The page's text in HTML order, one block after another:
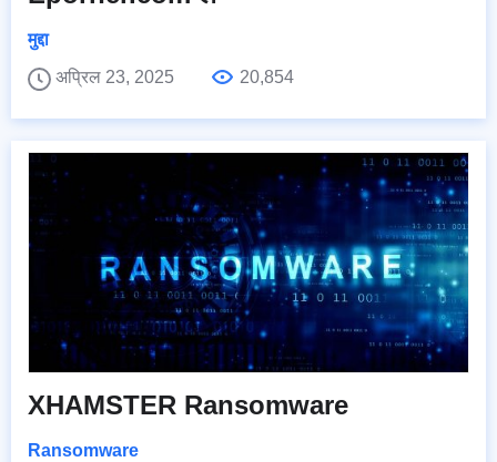
मुद्दा
अप्रिल 23, 2025
20,854
XHAMSTER Ransomware
Ransomware